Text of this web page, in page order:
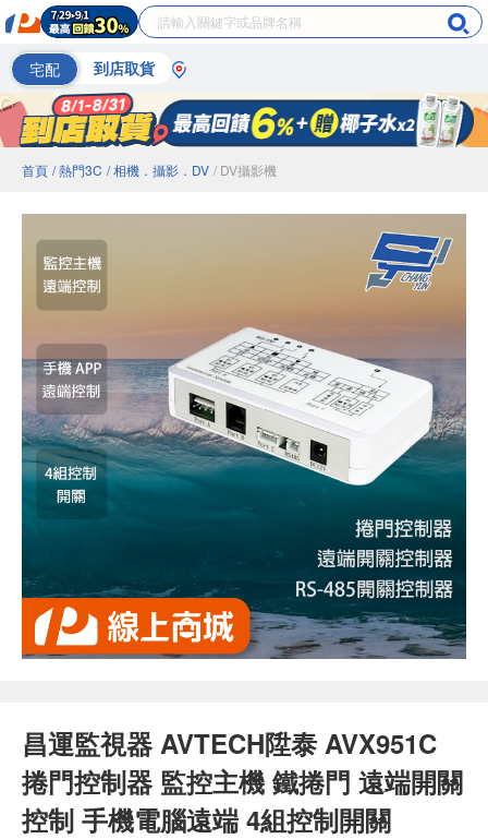
宅配 到店取貨
首頁 / 熱門3C / 相機．攝影．DV / DV攝影機
昌運監視器 AVTECH陞泰 AVX951C
捲門控制器 監控主機 鐵捲門 遠端開關
控制 手機電腦遠端 4組控制開關